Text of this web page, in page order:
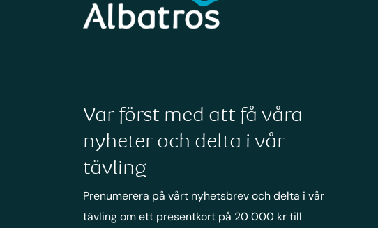
Var först med att få våra
nyheter och delta i vår
tävling
Prenumerera på vårt nyhetsbrev och delta i vår
tävling om ett presentkort på 20 000 kr till